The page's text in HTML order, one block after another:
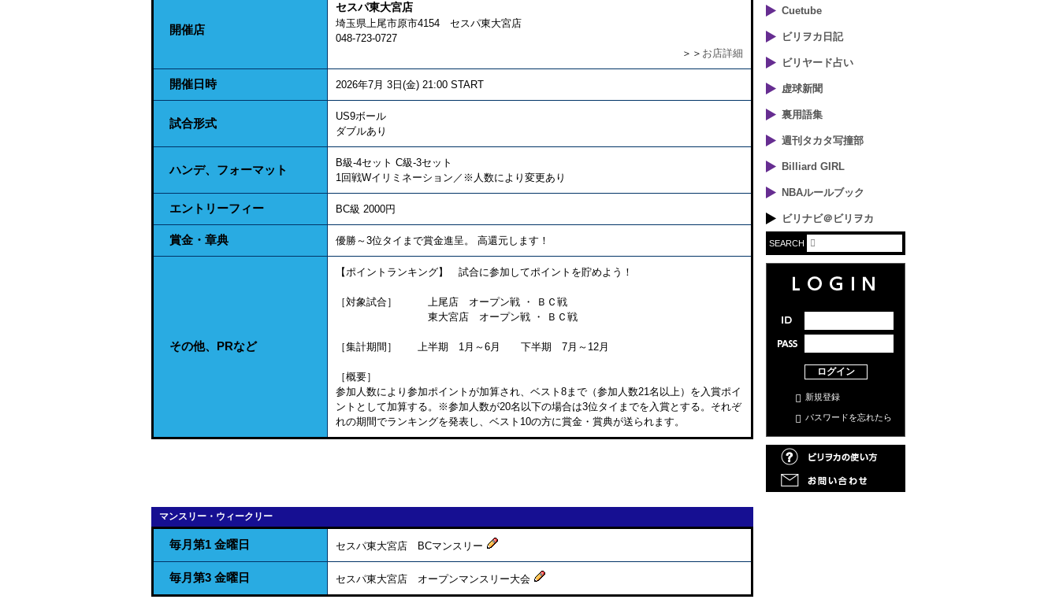
開催店
セスパ東大宮店
埼玉県上尾市原市4154 セスパ東大宮店
048-723-0727
＞＞ お店詳細
開催日時 2026年7月 3日(金) 21:00 START
試合形式
US9ボール
ダブルあり
ハンデ、フォーマット
B級-4セット C級-3セット
1回戦Wイリミネーション／※人数により変更あり
エントリーフィー BC級 2000円
賞金・章典 優勝～3位タイまで賞金進呈。 高還元します！
その他、PRなど
【ポイントランキング】 試合に参加してポイントを貯めよう！
［対象試合］ 上尾店 オープン戦 ・ ＢＣ戦
東大宮店 オープン戦 ・ ＢＣ戦
［集計期間］ 上半期 1月～6月 下半期 7月～12月
［概要］
参加人数により参加ポイントが加算され、ベスト8まで（参加人数21名以上）を入賞ポイ
ントとして加算する。※参加人数が20名以下の場合は3位タイまでを入賞とする。それぞ
れの期間でランキングを発表し、ベスト10の方に賞金・賞典が送られます。
マンスリー・ウィークリー
毎月第1 金曜日 セスパ東大宮店 BCマンスリー
毎月第3 金曜日 セスパ東大宮店 オープンマンスリー大会
Cuetube
ビリヲカ日記
ビリヤード占い
虚球新聞
裏用語集
週刊タカタ写撞部
Billiard GIRL
NBAルールブック
ビリナビ＠ビリヲカ
SEARCH
ログイン
新規登録
パスワードを忘れたら